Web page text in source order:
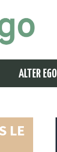
ALTER EGO
LE